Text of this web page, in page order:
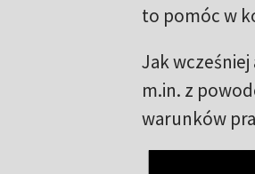
to pomóc w
Jak
m.in. z
warunków